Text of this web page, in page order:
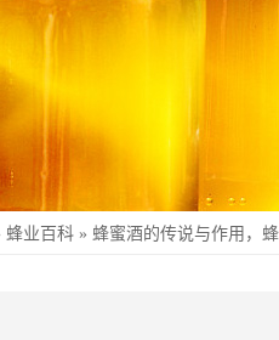
蜂业百科 » 蜂蜜酒的传说与作用，